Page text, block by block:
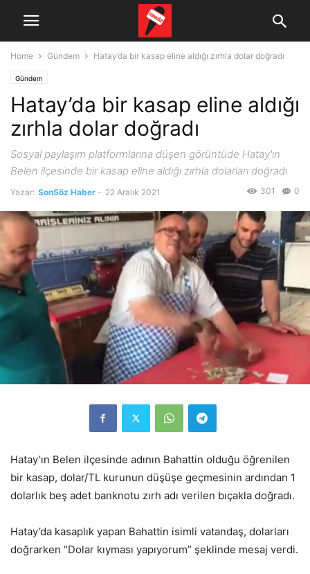
Home Gündem Hatay’da bir kasap eline aldığı zırhla dolar doğradı
Gündem
Hatay’da bir kasap eline aldığı
zırhla dolar doğradı
Sosyal paylaşım platformlarına düşen görüntüde Hatay'ın
Belen ilçesinde bir kasap eline aldığı zırhla dolarları doğradı
Yazar: SonSöz Haber - 22 Aralık 2021 0
301
Hatay’ın Belen ilçesinde adının Bahattin olduğu öğrenilen
bir kasap, dolar/TL kurunun düşüşe geçmesinin ardından 1
dolarlık beş adet banknotu zırh adı verilen bıçakla doğradı.
Hatay’da kasaplık yapan Bahattin isimli vatandaş, dolarları
doğrarken “Dolar kıyması yapıyorum” şeklinde mesaj verdi.